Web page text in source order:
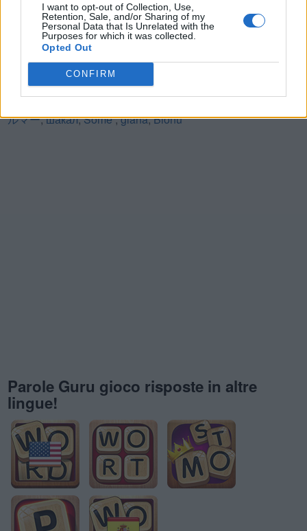
I want to opt-out of Collection, Use,
Retention, Sale, and/or Sharing of my
Personal Data that Is Unrelated with the
Purposes for which it was collected.
Opted Out
CONFIRM
Ultime ricerche:
Oatut,大阪府 公,SCOCa,太閤千代し
ルマー,шакал,Some,glana,Bionu
Parole Guru gioco risposte in altre
lingue!